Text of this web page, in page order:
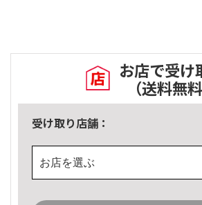
お店で受け
（送料無料
受け取り店舗：
お店を選ぶ